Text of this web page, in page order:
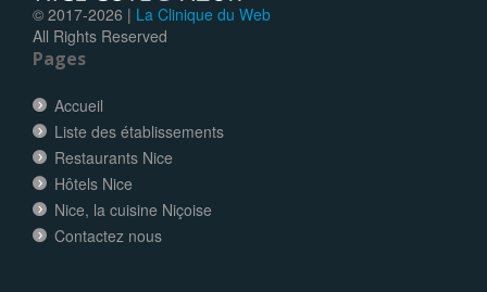
© 2017-2026 | La Clinique du Web
All Rights Reserved
Pages
Accueil
Liste des établissements
Restaurants Nice
Hôtels Nice
Nice, la cuisine Niçoise
Contactez nous